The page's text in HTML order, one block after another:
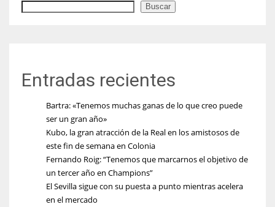
Buscar
Entradas recientes
Bartra: «Tenemos muchas ganas de lo que creo puede
ser un gran año»
Kubo, la gran atracción de la Real en los amistosos de
este fin de semana en Colonia
Fernando Roig: “Tenemos que marcarnos el objetivo de
un tercer año en Champions”
El Sevilla sigue con su puesta a punto mientras acelera
en el mercado